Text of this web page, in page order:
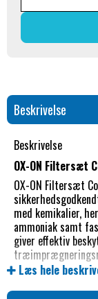
Beskrivelse
Beskrivelse
OX-ON Filtersæt
OX-ON Filtersæt
med kemikalier,
ammoniak samt
giver effektiv
og spraymaling.
Læs hele